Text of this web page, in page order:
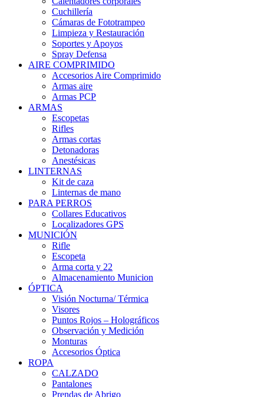
Cuchillería
Cámaras de Fototrampeo
Limpieza y Restauración
Soportes y Apoyos
Spray Defensa
AIRE COMPRIMIDO
Accesorios Aire Comprimido
Armas aire
Armas PCP
ARMAS
Escopetas
Rifles
Armas cortas
Detonadoras
Anestésicas
LINTERNAS
Kit de caza
Linternas de mano
PARA PERROS
Collares Educativos
Localizadores GPS
MUNICIÓN
Rifle
Escopeta
Arma corta y 22
Almacenamiento Municion
ÓPTICA
Visión Nocturna/ Térmica
Visores
Puntos Rojos – Holográficos
Observación y Medición
Monturas
Accesorios Óptica
ROPA
CALZADO
Pantalones
Prendas de Abrigo